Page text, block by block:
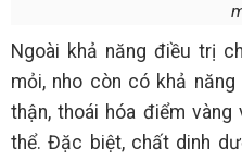
Ngoài khả năng điều trị
mỏi, nho còn có khả
thận, thoái hóa điểm
thể. Đặc biệt, chất dinh